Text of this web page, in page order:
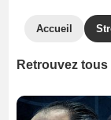
Accueil
Retrouvez